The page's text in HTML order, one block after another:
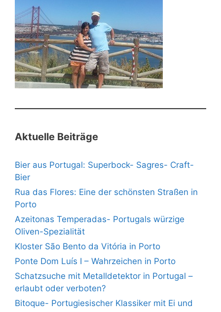
Aktuelle Beiträge
Bier aus Portugal: Superbock- Sagres- Craft-
Bier
Rua das Flores: Eine der schönsten Straßen in
Porto
Azeitonas Temperadas- Portugals würzige
Oliven-Spezialität
Kloster São Bento da Vitória in Porto
Ponte Dom Luís I – Wahrzeichen in Porto
Schatzsuche mit Metalldetektor in Portugal –
erlaubt oder verboten?
Bitoque- Portugiesischer Klassiker mit Ei und